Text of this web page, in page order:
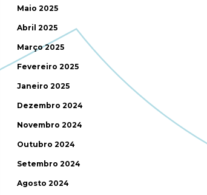
Maio 2025
Abril 2025
Março 2025
Fevereiro 2025
Janeiro 2025
Dezembro 2024
Novembro 2024
Outubro 2024
Setembro 2024
Agosto 2024